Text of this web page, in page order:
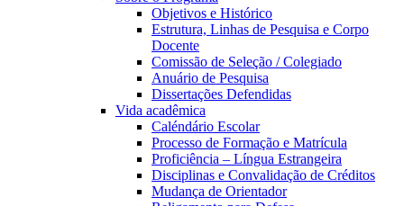
Objetivos e Histórico
Estrutura, Linhas de Pesquisa e Corpo
Docente
Comissão de Seleção / Colegiado
Anuário de Pesquisa
Dissertações Defendidas
Vida acadêmica
Caléndário Escolar
Processo de Formação e Matrícula
Proficiência – Língua Estrangeira
Disciplinas e Convalidação de Créditos
Mudança de Orientador